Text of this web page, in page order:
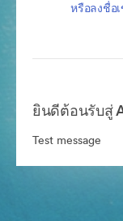
หรือลงชื่อ
ยินดีต้อนรับสู่
Test message